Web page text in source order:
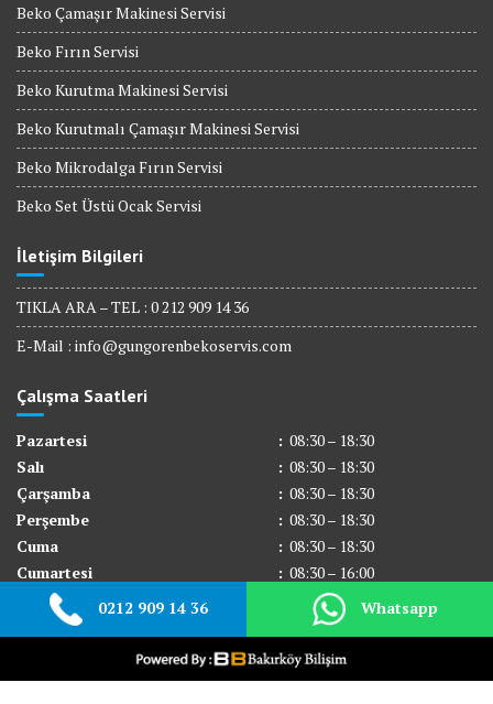
Beko Çamaşır Makinesi Servisi
Beko Fırın Servisi
Beko Kurutma Makinesi Servisi
Beko Kurutmalı Çamaşır Makinesi Servisi
Beko Mikrodalga Fırın Servisi
Beko Set Üstü Ocak Servisi
İletişim Bilgileri
TIKLA ARA – TEL : 0 212 909 14 36
E-Mail : info@gungorenbekoservis.com
Çalışma Saatleri
Pazartesi : 08:30 – 18:30
Salı
: 08:30 – 18:30
Çarşamba
: 08:30 – 18:30
Perşembe
: 08:30 – 18:30
Cuma
: 08:30 – 18:30
Cumartesi
: 08:30 – 16:00
Pazar
Kapalı
0212 909 14 36 Whatsapp